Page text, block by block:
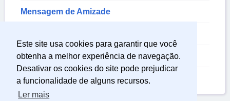
Este site usa cookies para garantir que você
obtenha a melhor experiência de navegação.
Desativar os cookies do site pode prejudicar
a funcionalidade de alguns recursos.
Ler mais
Mensagem de Amizade
Poemas de Amizade
Textos Sobre Amizade